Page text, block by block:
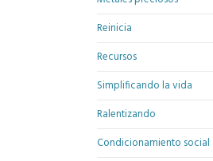
Reinicia
Recursos
Simplificando la vida
Ralentizando
Condicionamiento social